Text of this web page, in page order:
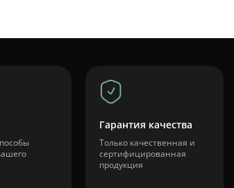
Гарантия качества
Только качественная и
сертифицированная
продукция